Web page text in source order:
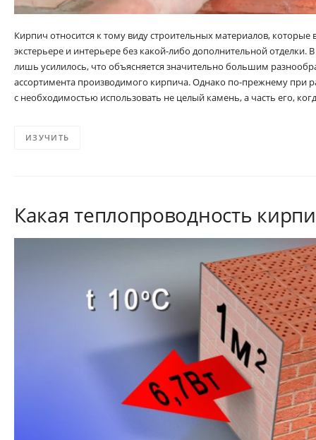
Кирпич относится к тому виду строительных материалов, которые
экстерьере и интерьере без какой-либо дополнительной отделки.
лишь усилилось, что объясняется значительно большим
ассортимента производимого кирпича. Однако по-прежнему при
с необходимостью использовать не целый камень, а часть его,
ИЗУЧИТЬ
Какая теплопроводность